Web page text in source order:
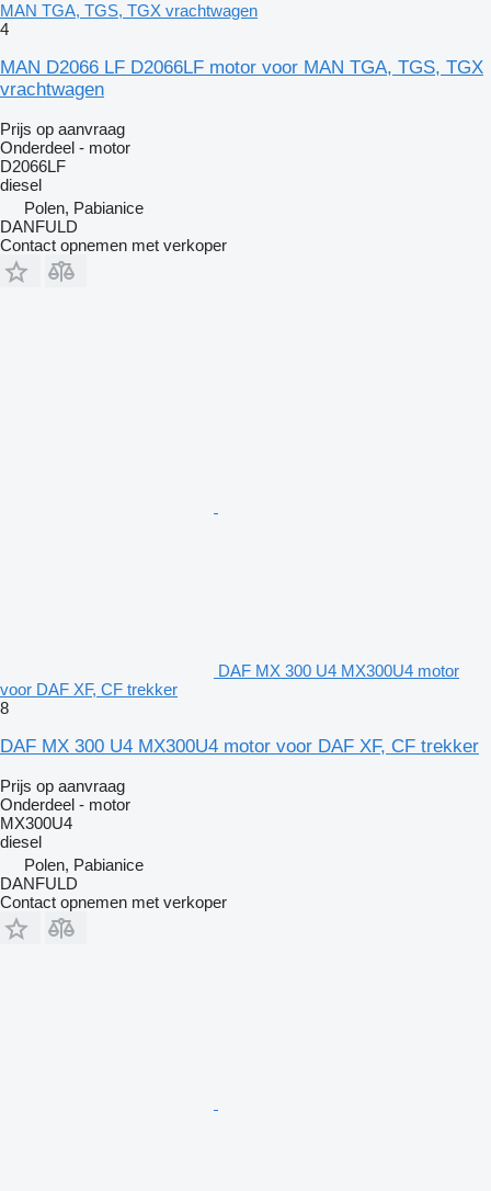
MAN TGA, TGS, TGX vrachtwagen
4
MAN D2066 LF D2066LF motor voor MAN TGA, TGS, TGX
vrachtwagen
Prijs op aanvraag
Onderdeel - motor
D2066LF
diesel
Polen, Pabianice
DANFULD
Contact opnemen met verkoper
DAF MX 300 U4 MX300U4 motor
voor DAF XF, CF trekker
8
DAF MX 300 U4 MX300U4 motor voor DAF XF, CF trekker
Prijs op aanvraag
Onderdeel - motor
MX300U4
diesel
Polen, Pabianice
DANFULD
Contact opnemen met verkoper